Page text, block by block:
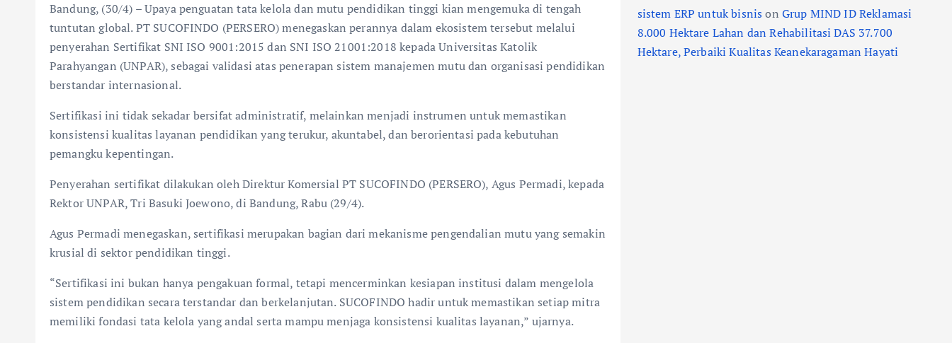
Bandung, (30/4) – Upaya penguatan tata kelola dan mutu pendidikan tinggi kian mengemuka di tengah
tuntutan global. PT SUCOFINDO (PERSERO) menegaskan perannya dalam ekosistem tersebut melalui
penyerahan Sertifikat SNI ISO 9001:2015 dan SNI ISO 21001:2018 kepada Universitas Katolik
Parahyangan (UNPAR), sebagai validasi atas penerapan sistem manajemen mutu dan organisasi pendidikan
berstandar internasional.
Sertifikasi ini tidak sekadar bersifat administratif, melainkan menjadi instrumen untuk memastikan
konsistensi kualitas layanan pendidikan yang terukur, akuntabel, dan berorientasi pada kebutuhan
pemangku kepentingan.
Penyerahan sertifikat dilakukan oleh Direktur Komersial PT SUCOFINDO (PERSERO), Agus Permadi, kepada
Rektor UNPAR, Tri Basuki Joewono, di Bandung, Rabu (29/4).
Agus Permadi menegaskan, sertifikasi merupakan bagian dari mekanisme pengendalian mutu yang semakin
krusial di sektor pendidikan tinggi.
“Sertifikasi ini bukan hanya pengakuan formal, tetapi mencerminkan kesiapan institusi dalam mengelola
sistem pendidikan secara terstandar dan berkelanjutan. SUCOFINDO hadir untuk memastikan setiap mitra
memiliki fondasi tata kelola yang andal serta mampu menjaga konsistensi kualitas layanan,” ujarnya.
sistem ERP untuk bisnison Grup MIND ID Reklamasi
8.000 Hektare Lahan dan Rehabilitasi DAS 37.700
Hektare, Perbaiki Kualitas Keanekaragaman Hayati